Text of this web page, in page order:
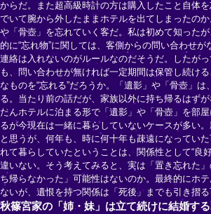
からだ。また超高級時計の方は購入したこと自体
でいて腕から外したままホテルを出てしまったのか
や「骨壺」を忘れていく客だ。私は初めて知った
的に“忘れ物”に関しては、客側からの問い合わせが
連絡は入れないのがルールなのだそうだ。したが
も、問い合わせが無ければ一定期間は保管し続け
なものを“忘れる”だろうか。「遺影」や「骨壺」
る。当たり前の話だが、家族以外に持ち帰るはず
たんホテルに泊まる形で「遺影」や「骨壺」を部
るが今現在は一緒に暮らしていないケースが多い
と思うが、何年も、時に何十年も疎遠になってい
れて暮らしていたということは、関係性として“良
違いない。そう考えてみると、実は「置き忘れた
ち帰らなかった」可能性はないのか。最終的にホ
ないが、遺恨を持つ関係は「死後」までも引き摺
秋篠宮家の「姉・妹」は立て続けに結婚す